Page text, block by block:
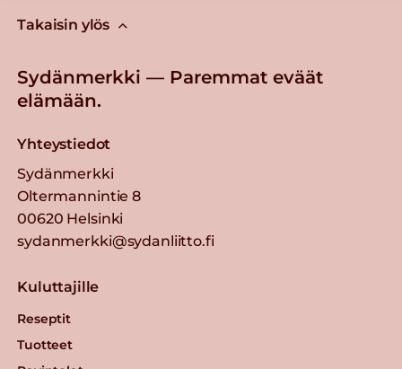
Takaisin ylös
Sydänmerkki — Paremmat eväät
elämään.
Yhteystiedot
Sydänmerkki
Oltermannintie 8
00620 Helsinki
sydanmerkki@sydanliitto.fi
Kuluttajille
Reseptit
Tuotteet